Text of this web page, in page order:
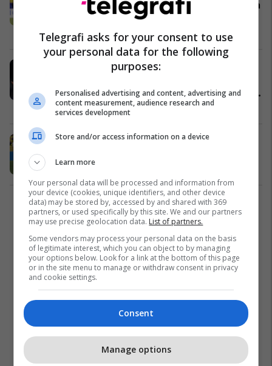
reziston deri në fund dhe merr pikën
e parë historike
Përfaqësueset 21/06/2026
Udhëtimi i Piero Hincapie nga të
Ekuadorit deri te kampioni në pritje i
Ligës Premier
Premier League 03/03/2026
Reprezentuesi i Ekuadorit vritet në
Ndërkombëtare
1
Telegrafi asks for your consent to use
your personal data for the following
purposes:
Personalised advertising and content, advertising and
content measurement, audience research and
services development
Store and/or access information on a device
Learn more
Your personal data will be processed and information from
your device (cookies, unique identifiers, and other device
data) may be stored by, accessed by and shared with 369
partners, or used specifically by this site. We and our partners
may use precise geolocation data. List of partners.
Some vendors may process your personal data on the basis
of legitimate interest, which you can object to by managing
your options below. Look for a link at the bottom of this page
or in the site menu to manage or withdraw consent in privacy
and cookie settings.
Consent
Manage options